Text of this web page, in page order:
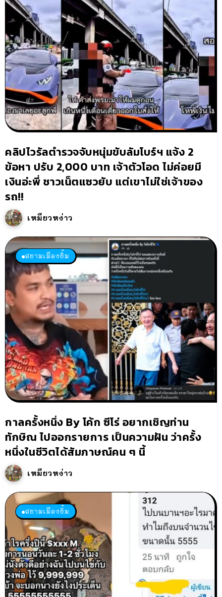
คลิปไวรัลตำรวจจับหนุ่มขับลัมโบร์ฯ แจ้ง 2
ข้อหา ปรับ 2,000 บาท เจ้าตัวโอด ไม่ค่อยมี
เงินอ่ะพี่ ชาวเน็ตแซวยับ แต่เขาไม่ใช่เจ้าของ
รถ!!
เหมียวหง่าว
สยามเมืองยิ้ม
กาลครั้งหนึ่ง By โค้ก ซีโร่ อยากเชิญท่าน
ทักษิณ ไปออกรายการ เป็นความฝัน ว่าครั้ง
หนึ่งในชีวิตได้สัมภาษณ์คน ๆ นี้
เหมียวหง่าว
สยามเมืองยิ้ม